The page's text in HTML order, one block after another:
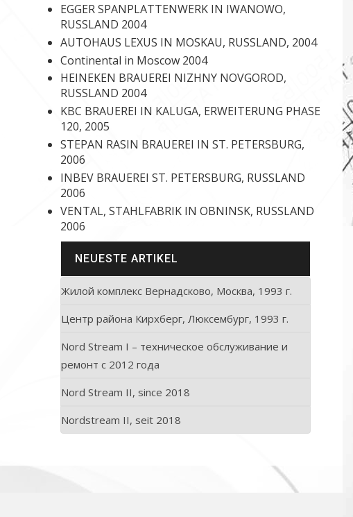
EGGER SPANPLATTENWERK IN IWANOWO,
RUSSLAND 2004
AUTOHAUS LEXUS IN MOSKAU, RUSSLAND, 2004
Continental in Moscow 2004
HEINEKEN BRAUEREI NIZHNY NOVGOROD,
RUSSLAND 2004
KBC BRAUEREI IN KALUGA, ERWEITERUNG PHASE
120, 2005
STEPAN RASIN BRAUEREI IN ST. PETERSBURG,
2006
INBEV BRAUEREI ST. PETERSBURG, RUSSLAND
2006
VENTAL, STAHLFABRIK IN OBNINSK, RUSSLAND
2006
NEUESTE ARTIKEL
Жилой комплекс Вернадсково, Москва, 1993 г.
Центр района Кирхберг, Люксембург, 1993 г.
Nord Stream I – техническое обслуживание и
ремонт с 2012 года
Nord Stream II, since 2018
Nordstream II, seit 2018